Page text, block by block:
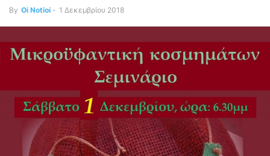
By Oi Notioi - 1 Δεκεμβρίου 2018